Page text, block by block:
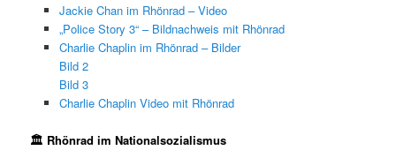
Jackie Chan im Rhönrad – Video
„Police Story 3“ – Bildnachweis mit Rhönrad
Charlie Chaplin im Rhönrad – Bilder
Bild 2
Bild 3
Charlie Chaplin Video mit Rhönrad
🏛 Rhönrad im Nationalsozialismus